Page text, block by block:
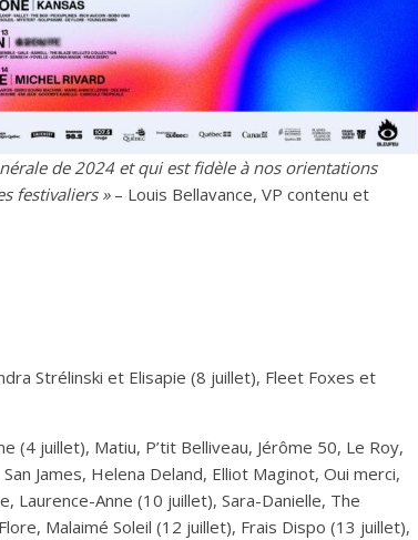
de 2024 et qui est fidèle à nos orientations
festivaliers »– Louis Bellavance, VP contenu et
Strélinski et Elisapie (8 juillet), Fleet Foxes et
(4 juillet), Matiu, P’tit Belliveau, Jérôme 50, Le Roy,
James, Helena Deland, Elliot Maginot, Oui merci,
Laurence-Anne (10 juillet), Sara-Danielle, The
Malaimé Soleil (12 juillet), Frais Dispo (13 juillet),